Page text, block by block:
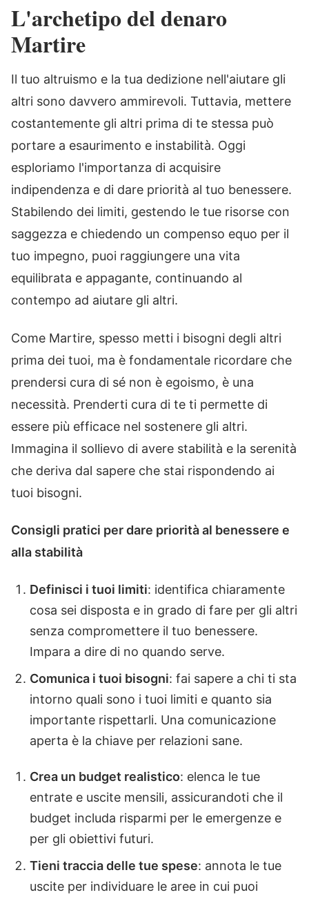
L'archetipo del denaro
Martire
Il tuo altruismo e la tua dedizione nell'aiutare gli
altri sono davvero ammirevoli. Tuttavia, mettere
costantemente gli altri prima di te stessa può
portare a esaurimento e instabilità. Oggi
esploriamo l'importanza di acquisire
indipendenza e di dare priorità al tuo benessere.
Stabilendo dei limiti, gestendo le tue risorse con
saggezza e chiedendo un compenso equo per il
tuo impegno, puoi raggiungere una vita
equilibrata e appagante, continuando al
contempo ad aiutare gli altri.
Come Martire, spesso metti i bisogni degli altri
prima dei tuoi, ma è fondamentale ricordare che
prendersi cura di sé non è egoismo, è una
necessità. Prenderti cura di te ti permette di
essere più efficace nel sostenere gli altri.
Immagina il sollievo di avere stabilità e la serenità
che deriva dal sapere che stai rispondendo ai
tuoi bisogni.
Consigli pratici per dare priorità al benessere e
alla stabilità
Definisci i tuoi limiti: identifica chiaramente
cosa sei disposta e in grado di fare per gli altri
senza compromettere il tuo benessere.
Impara a dire di no quando serve.
Comunica i tuoi bisogni: fai sapere a chi ti sta
intorno quali sono i tuoi limiti e quanto sia
importante rispettarli. Una comunicazione
aperta è la chiave per relazioni sane.
Crea un budget realistico: elenca le tue
entrate e uscite mensili, assicurandoti che il
budget includa risparmi per le emergenze e
per gli obiettivi futuri.
Tieni traccia delle tue spese: annota le tue
uscite per individuare le aree in cui puoi